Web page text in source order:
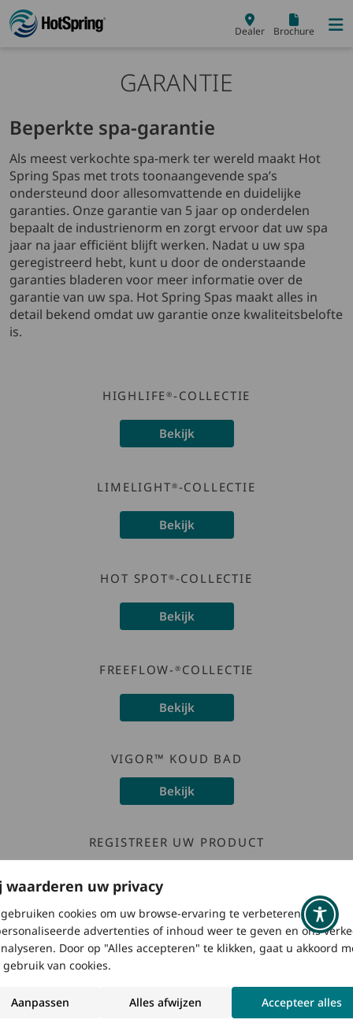
waarderen uw privacy
cookies om uw browse-ervaring te verbeteren,
advertenties of inhoud weer te geven en ons
Door op "Alles accepteren" te klikken, gaat u akkoord
gebruik van cookies.
Aanpassen Alles afwijzen Accepteer alles
Skip to main content
Dealer Brochure
GARANTIE
Beperkte spa-garantie
Als meest verkochte spa-merk ter wereld maakt Hot
Spring Spas met trots toonaangevende spa’s
ondersteund door allesomvattende en duidelijke
garanties. Onze garantie van 5 jaar op onderdelen
bepaalt de industrienorm en zorgt ervoor dat uw spa
jaar na jaar efficiënt blijft werken. Nadat u uw spa
geregistreerd hebt, kunt u door de onderstaande
garanties bladeren voor meer informatie over de
garantie van uw spa. Hot Spring Spas maakt alles in
detail bekend omdat uw garantie onze kwaliteitsbelofte
is.
HIGHLIFE®-COLLECTIE
Bekijk
LIMELIGHT®-COLLECTIE
Bekijk
HOT SPOT®-COLLECTIE
Bekijk
FREEFLOW-® COLLECTIE
Bekijk
VIGOR™ KOUD BAD
Bekijk
REGISTREER UW PRODUCT
Watkins Manufacturing Corporation (“Watkins”) biedt de
volgende garanties aan de eerste eigenaar (“u”) die onlangs
erkende verdeler/dienstverlener (“verdeler”):